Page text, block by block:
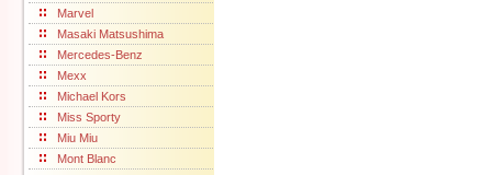
Marvel
Masaki Matsushima
Mercedes-Benz
Mexx
Michael Kors
Miss Sporty
Miu Miu
Mont Blanc